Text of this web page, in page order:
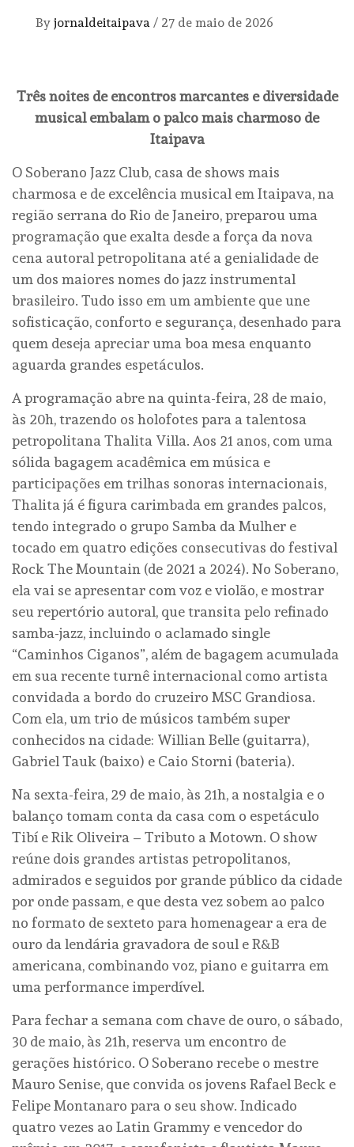
By jornaldeitaipava / 27 de maio de 2026
Três noites de encontros marcantes e diversidade
musical embalam o palco mais charmoso de
Itaipava
O Soberano Jazz Club, casa de shows mais
charmosa e de excelência musical em Itaipava, na
região serrana do Rio de Janeiro, preparou uma
programação que exalta desde a força da nova
cena autoral petropolitana até a genialidade de
um dos maiores nomes do jazz instrumental
brasileiro. Tudo isso em um ambiente que une
sofisticação, conforto e segurança, desenhado para
quem deseja apreciar uma boa mesa enquanto
aguarda grandes espetáculos.
A programação abre na quinta-feira, 28 de maio,
às 20h, trazendo os holofotes para a talentosa
petropolitana Thalita Villa. Aos 21 anos, com uma
sólida bagagem acadêmica em música e
participações em trilhas sonoras internacionais,
Thalita já é figura carimbada em grandes palcos,
tendo integrado o grupo Samba da Mulher e
tocado em quatro edições consecutivas do festival
Rock The Mountain (de 2021 a 2024). No Soberano,
ela vai se apresentar com voz e violão, e mostrar
seu repertório autoral, que transita pelo refinado
samba-jazz, incluindo o aclamado single
“Caminhos Ciganos”, além de bagagem acumulada
em sua recente turnê internacional como artista
convidada a bordo do cruzeiro MSC Grandiosa.
Com ela, um trio de músicos também super
conhecidos na cidade: Willian Belle (guitarra),
Gabriel Tauk (baixo) e Caio Storni (bateria).
Na sexta-feira, 29 de maio, às 21h, a nostalgia e o
balanço tomam conta da casa com o espetáculo
Tibí e Rik Oliveira – Tributo a Motown. O show
reúne dois grandes artistas petropolitanos,
admirados e seguidos por grande público da cidade
por onde passam, e que desta vez sobem ao palco
no formato de sexteto para homenagear a era de
ouro da lendária gravadora de soul e R&B
americana, combinando voz, piano e guitarra em
uma performance imperdível.
Para fechar a semana com chave de ouro, o sábado,
30 de maio, às 21h, reserva um encontro de
gerações histórico. O Soberano recebe o mestre
Mauro Senise, que convida os jovens Rafael Beck e
Felipe Montanaro para o seu show. Indicado
quatro vezes ao Latin Grammy e vencedor do